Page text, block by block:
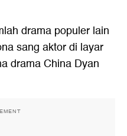
drama populer lain
sang aktor di layar
drama China Dyan